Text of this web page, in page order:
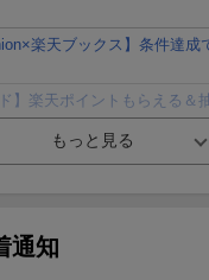
楽天ブックス】条件達成
】楽天ポイントもらえる＆
通知